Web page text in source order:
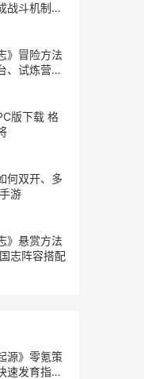
战斗机制
格斗三国
》冒险方法
、试炼营、
细解答 格斗
版下载 格
何双开、多
游
》悬赏方法
志阵容搭配
源》零氪策
速发育指导